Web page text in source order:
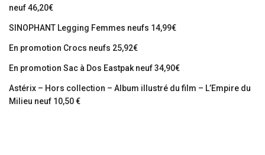
neuf 46,20€
SINOPHANT Legging Femmes neufs 14,99€
En promotion Crocs neufs 25,92€
En promotion Sac à Dos Eastpak neuf 34,90€
Astérix – Hors collection – Album illustré du film – L’Empire du
Milieu neuf 10,50 €